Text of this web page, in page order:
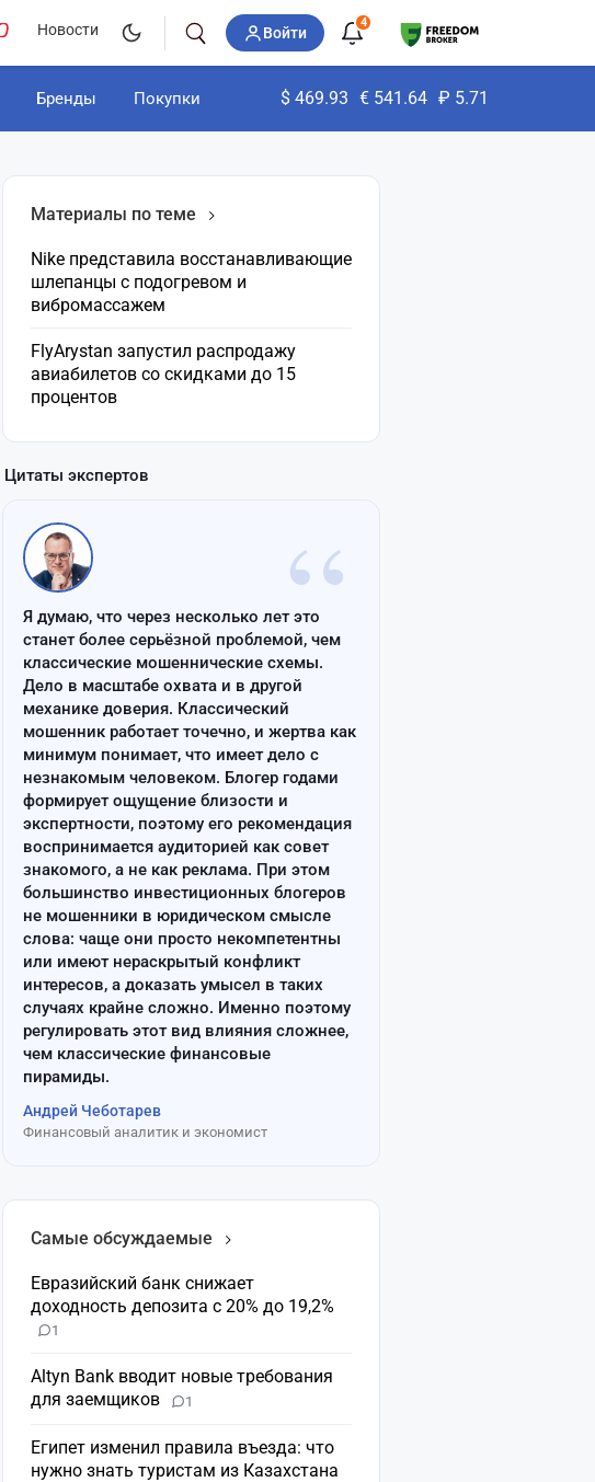
Новости Войти
4
Бренды Покупки $ 469.93 € 541.64 ₽ 5.71
Материалы по теме
Nike представила восстанавливающие
шлепанцы с подогревом и
вибромассажем
FlyArystan запустил распродажу
авиабилетов со скидками до 15
процентов
Цитаты экспертов
“
Я думаю, что через несколько лет это
станет более серьёзной проблемой, чем
классические мошеннические схемы.
Дело в масштабе охвата и в другой
механике доверия. Классический
мошенник работает точечно, и жертва как
минимум понимает, что имеет дело с
незнакомым человеком. Блогер годами
формирует ощущение близости и
экспертности, поэтому его рекомендация
воспринимается аудиторией как совет
знакомого, а не как реклама. При этом
большинство инвестиционных блогеров
не мошенники в юридическом смысле
слова: чаще они просто некомпетентны
или имеют нераскрытый конфликт
интересов, а доказать умысел в таких
случаях крайне сложно. Именно поэтому
регулировать этот вид влияния сложнее,
чем классические финансовые
пирамиды.
Андрей Чеботарев
Финансовый аналитик и экономист
Самые обсуждаемые
Евразийский банк снижает
доходность депозита с 20% до 19,2%
1
Altyn Bank вводит новые требования
для заемщиков
1
Египет изменил правила въезда: что
нужно знать туристам из Казахстана